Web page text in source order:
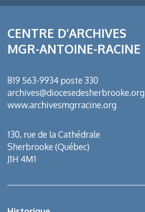
CENTRE D’ARCHIVES
MGR-ANTOINE-RACINE
819 563-9934 poste 330
archives@diocesedesherbrooke.org
www.archivesmgrracine.org
130, rue de la Cathédrale
Sherbrooke (Québec)
J1H 4M1